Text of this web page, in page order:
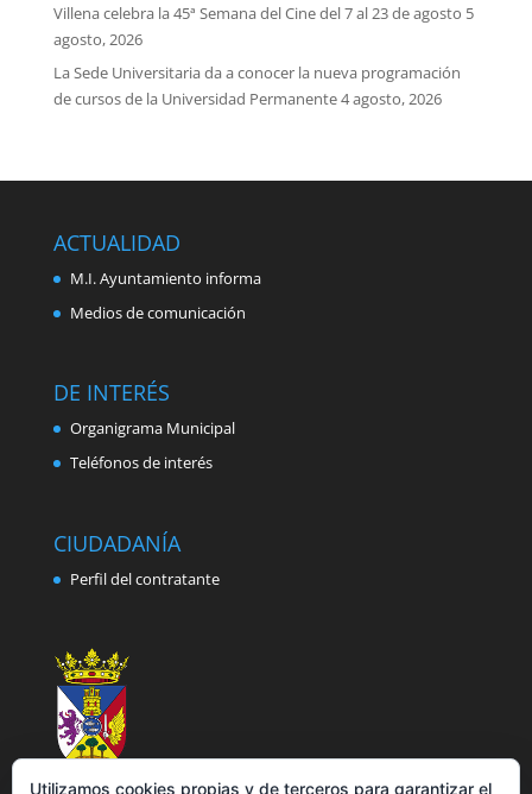
Villena celebra la 45ª Semana del Cine del 7 al 23 de agosto 5
agosto, 2026
La Sede Universitaria da a conocer la nueva programación
de cursos de la Universidad Permanente4 agosto, 2026
ACTUALIDAD
M.I. Ayuntamiento informa
Medios de comunicación
DE INTERÉS
Organigrama Municipal
Teléfonos de interés
CIUDADANÍA
Perfil del contratante
Utilizamos cookies propias y de terceros para garantizar el